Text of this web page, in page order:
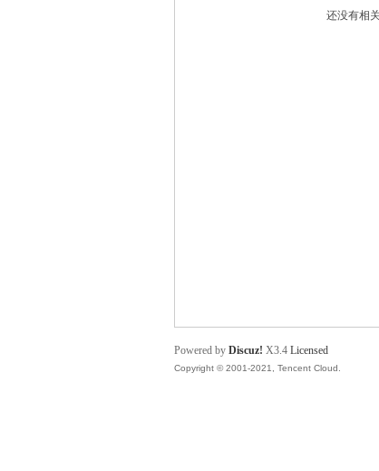
还没有相
Powered by Discuz! X3.4 Licensed
Copyright © 2001-2021, Tencent Cloud.